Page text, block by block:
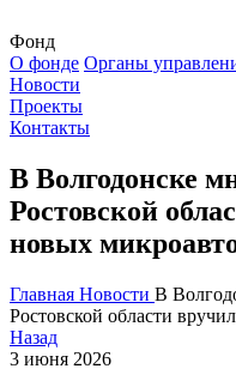
Фонд
О фонде Органы
Новости
Проекты
Контакты
В Волгодонске
Ростовской
новых
Главная Новости В
Ростовской области
Назад
3 июня 2026